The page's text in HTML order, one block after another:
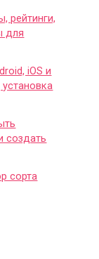
рейтинги,
для
iOS и
создать
сорта